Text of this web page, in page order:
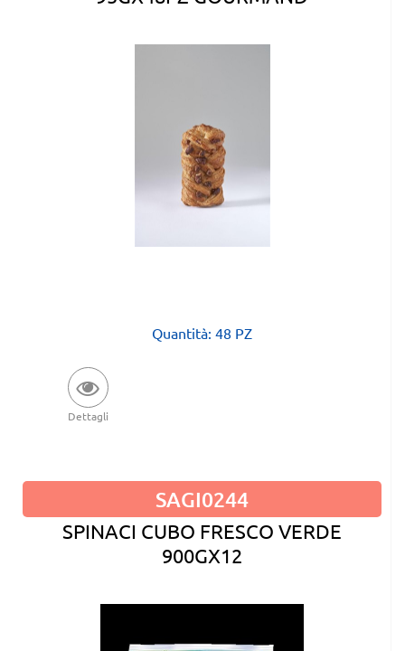
Quantità: 48 PZ
Dettagli
SAGI0244
SPINACI CUBO FRESCO VERDE
900GX12